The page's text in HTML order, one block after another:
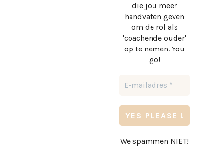
die jou meer
handvaten geven
om de rol als
'coachende ouder'
op te nemen. You
go!
We spammen NIET!